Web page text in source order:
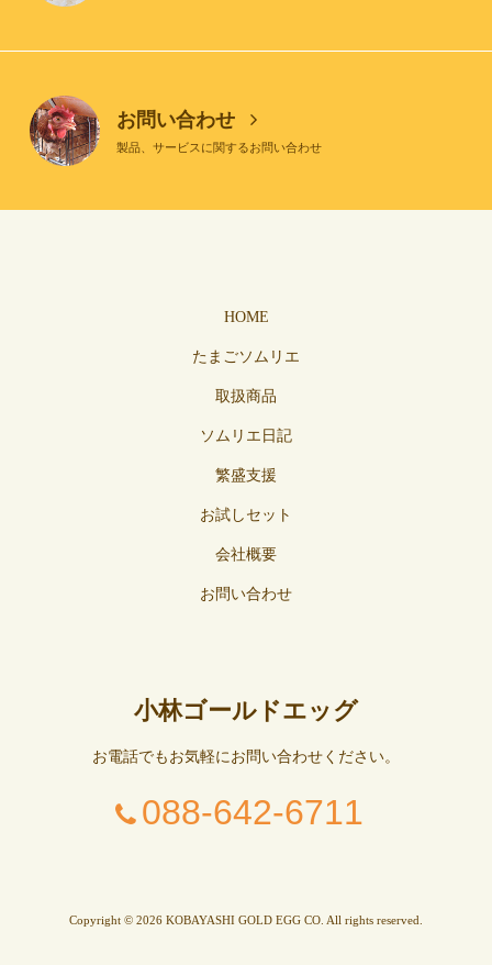
お問い合わせ
製品、サービスに関するお問い合わせ
HOME
たまごソムリエ
取扱商品
ソムリエ日記
繁盛支援
お試しセット
会社概要
お問い合わせ
小林ゴールドエッグ
お電話でもお気軽にお問い合わせください。
088-642-6711
Copyright © 2026 KOBAYASHI GOLD EGG CO. All rights reserved.